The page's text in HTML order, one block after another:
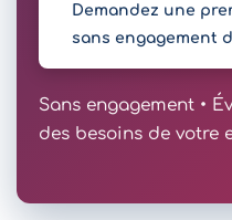
Demandez une
sans engagement
Sans engagement •
des besoins de votre